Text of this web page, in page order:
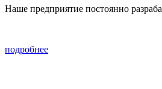
Наше предприятие постоянно
подробнее